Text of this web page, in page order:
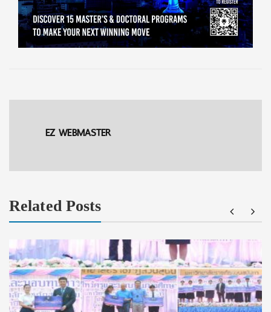
EZ WEBMASTER
Related Posts